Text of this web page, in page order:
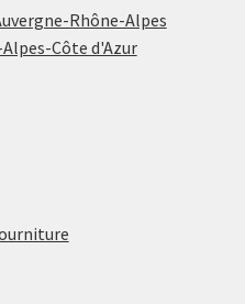
Rhône-Alpes
Côte d'Azur